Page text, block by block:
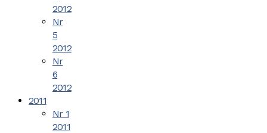
2012
Nr
5
2012
Nr
6
2012
2011
Nr 1
2011